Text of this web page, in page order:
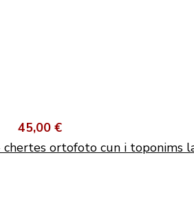
45,00 €
chertes ortofoto cun i toponims